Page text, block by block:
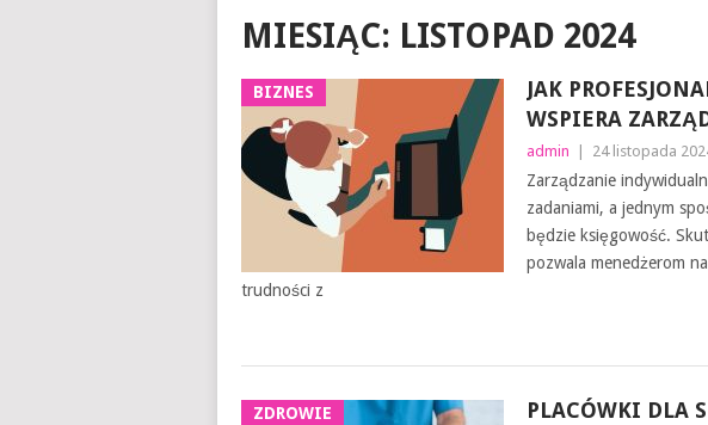
MIESIĄC: LISTOPAD 2024
BIZNES
JAK
WSPIERA
admin 24 listopada
Zarządzanie
zadaniami, a jednym
będzie księgowość.
pozwala menedżerom
trudności z
ZDROWIE
PLACÓWKI DLA